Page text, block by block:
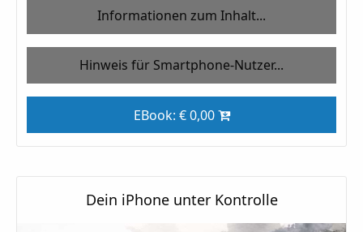
Informationen zum Inhalt...
Hinweis für Smartphone-Nutzer...
EBook: € 0,00
Dein iPhone unter Kontrolle